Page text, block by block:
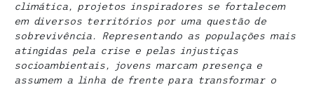
climática, projetos inspiradores se fortalecem
em diversos territórios por uma questão de
sobrevivência. Representando as populações mais
atingidas pela crise e pelas injustiças
socioambientais, jovens marcam presença e
assumem a linha de frente para transformar o